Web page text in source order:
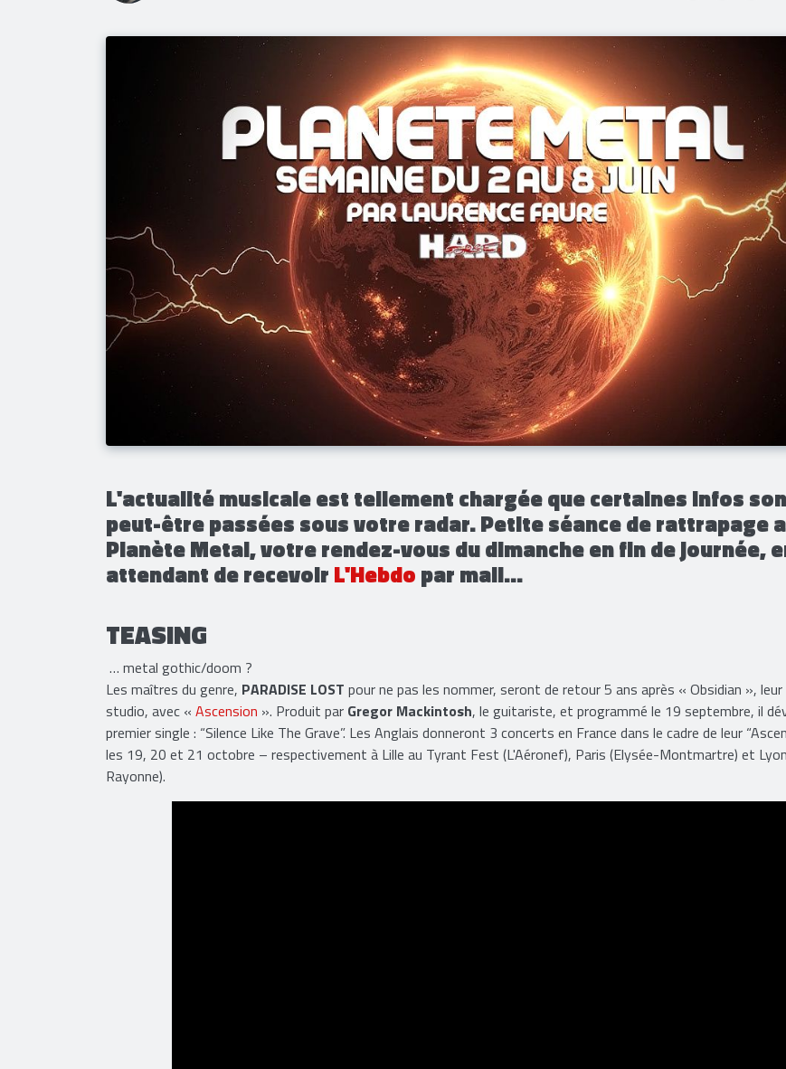
​L'actualité musicale est tellement chargée que certaines infos
peut-être passées sous votre radar. Petite séance de rattrapage
Planète Metal, votre rendez-vous du dimanche en fin de journée,
attendant de recevoirL'Hebdopar mail...
TEASING
… metal gothic/doom ?
Les maîtres du genre, PARADISE LOST pour ne pas les nommer, seront de retour 5 ans après « Obsidian »,
studio, avec « Ascension ». Produit par Gregor Mackintosh, le guitariste, et programmé le 19 septembre, il
premier single : “Silence Like The Grave”. Les Anglais donneront 3 concerts en France dans le cadre de leur
les 19, 20 et 21 octobre – respectivement à Lille au Tyrant Fest (L'Aéronef), Paris (Elysée-Montmartre) et
Rayonne).